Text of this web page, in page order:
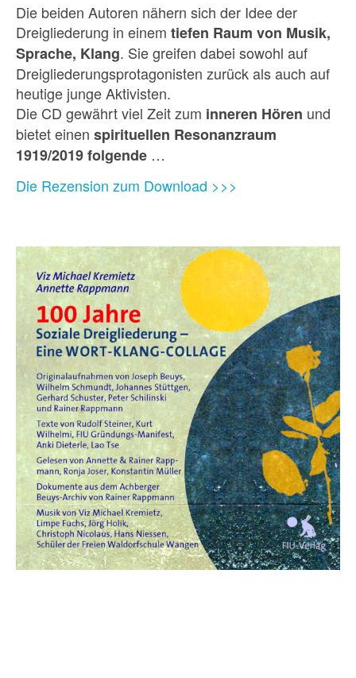
Die beiden Autoren nähern sich der Idee der
Dreigliederung in einem tiefen Raum von Musik,
Sprache, Klang. Sie greifen dabei sowohl auf
Dreigliederungsprotagonisten zurück als auch auf
heutige junge Aktivisten.
Die CD gewährt viel Zeit zum inneren Hören und
bietet einen spirituellen Resonanzraum
1919/2019 folgende …
Die Rezension zum Download >>>